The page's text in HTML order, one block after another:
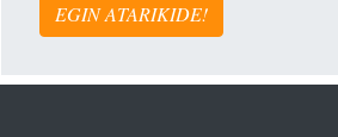
EGIN ATARIKIDE!